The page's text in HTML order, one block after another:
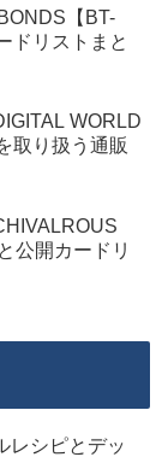
【BT-
ドリストまと
WORLD
取り扱う通販
公開カードリ
レシピとデッ